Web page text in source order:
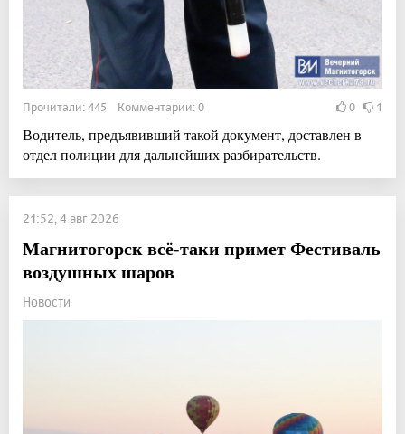
Прочитали: 445 Комментарии: 0 0 1
Водитель, предъявивший такой документ, доставлен в
отдел полиции для дальнейших разбирательств.
21:52, 4 авг 2026
Магнитогорск всё-таки примет Фестиваль
воздушных шаров
Новости